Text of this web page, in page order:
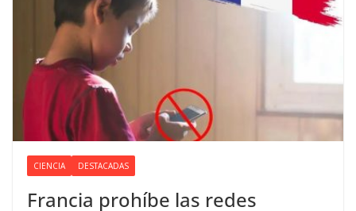
CIENCIA DESTACADAS
Francia prohíbe las redes